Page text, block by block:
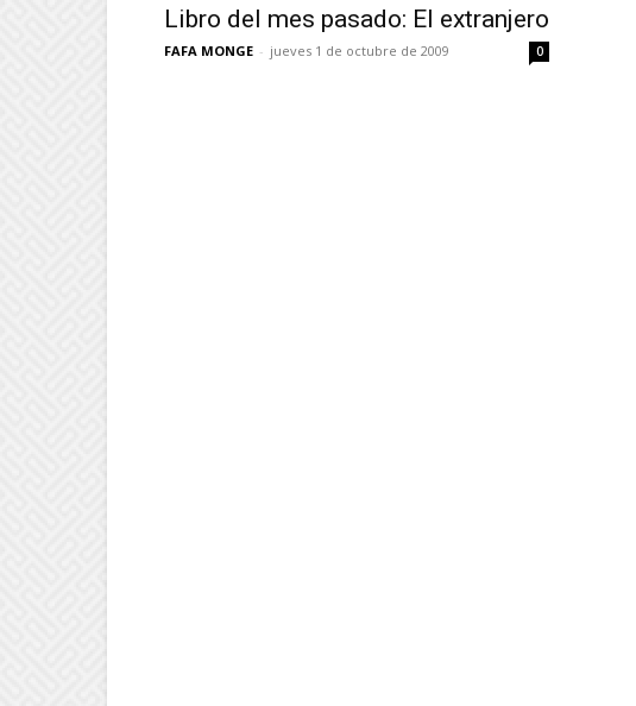
Libro del mes pasado: El extranjero
FAFA MONGE - jueves 1 de octubre de 2009 0